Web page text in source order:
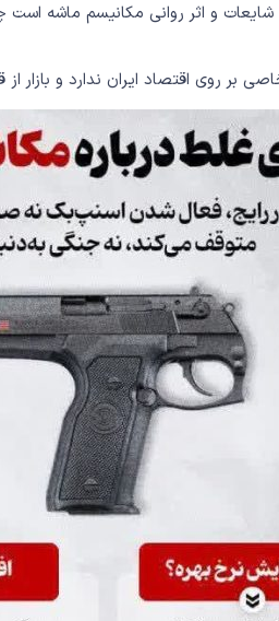
بابت شایعات و اثر روانی مکانیسم
بر روی اقتصاد ایران ندارد و بازار